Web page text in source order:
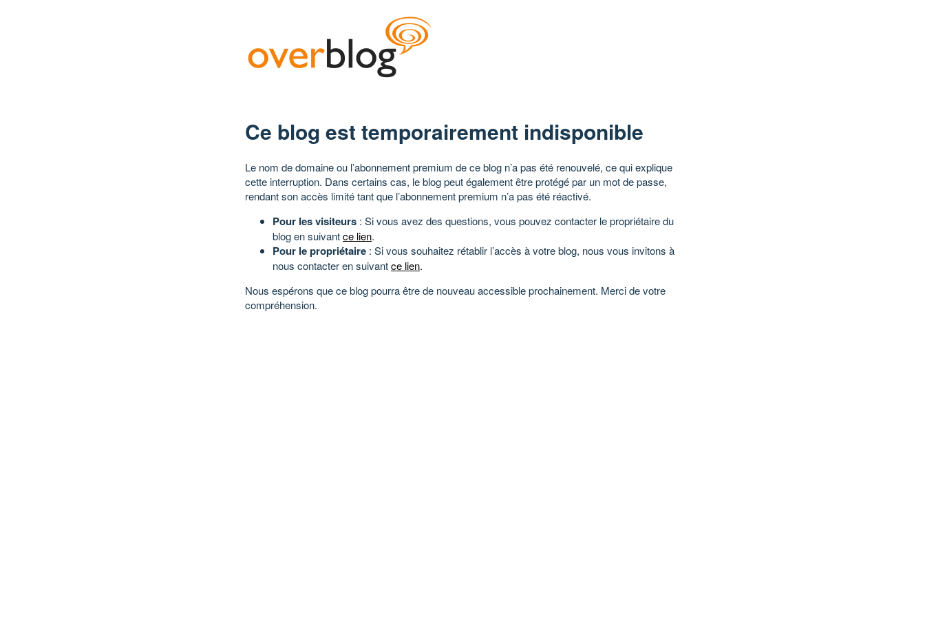
Ce blog est temporairement indisponible
Le nom de domaine ou l’abonnement premium de ce blog n’a pas été renouvelé, ce qui explique
cette interruption. Dans certains cas, le blog peut également être protégé par un mot de passe,
rendant son accès limité tant que l’abonnement premium n’a pas été réactivé.
Pour les visiteurs : Si vous avez des questions, vous pouvez contacter le propriétaire du
blog en suivantce lien.
Pour le propriétaire : Si vous souhaitez rétablir l’accès à votre blog, nous vous invitons à
nous contacter en suivantce lien.
Nous espérons que ce blog pourra être de nouveau accessible prochainement. Merci de votre
compréhension.